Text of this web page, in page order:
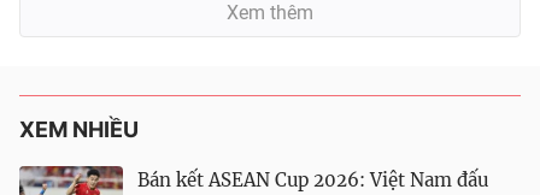
Xem thêm
XEM NHIỀU
Bán kết ASEAN Cup 2026: Việt Nam đấu